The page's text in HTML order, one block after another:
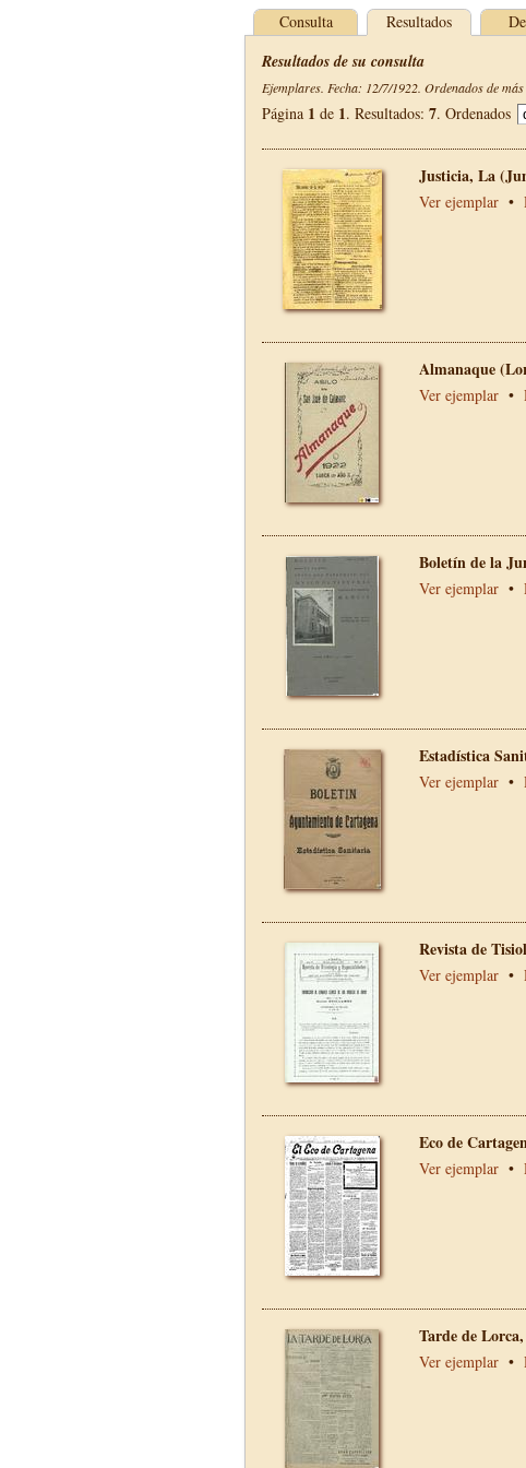
Consulta Resultados
Resultados de su consulta
Ejemplares. Fecha: 12/7/1922. Ordenados de
Página 1 de 1. Resultados: 7. Ordenados
Justicia, La
Ver ejemplar •
Almanaque
Ver ejemplar •
Boletín de la
Ver ejemplar •
Estadística
Ver ejemplar •
Revista de
Ver ejemplar •
Eco de
Ver ejemplar •
Tarde de
Ver ejemplar •